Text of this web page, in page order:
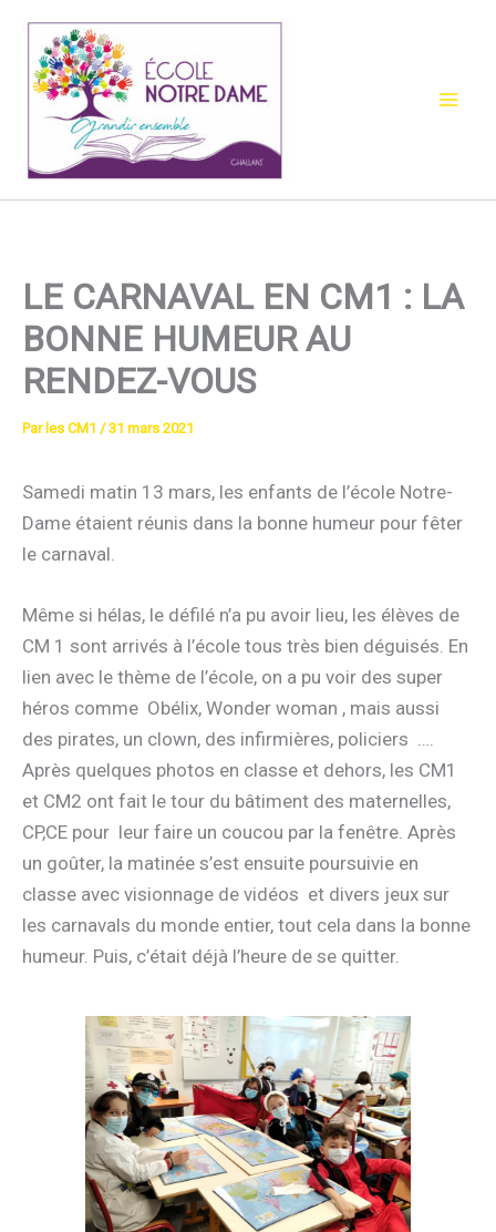
contenu
LE CARNAVAL EN CM1 : LA
BONNE HUMEUR AU
RENDEZ-VOUS
Par les CM1 /31 mars 2021
Samedi matin 13 mars, les enfants de l’école Notre-
Dame étaient réunis dans la bonne humeur pour fêter
le carnaval.
Même si hélas, le défilé n’a pu avoir lieu, les élèves de
CM 1 sont arrivés à l’école tous très bien déguisés. En
lien avec le thème de l’école, on a pu voir des super
héros comme Obélix, Wonder woman , mais aussi
des pirates, un clown, des infirmières, policiers ….
Après quelques photos en classe et dehors, les CM1
et CM2 ont fait le tour du bâtiment des maternelles,
CP,CE pour leur faire un coucou par la fenêtre. Après
un goûter, la matinée s’est ensuite poursuivie en
classe avec visionnage de vidéos et divers jeux sur
les carnavals du monde entier, tout cela dans la bonne
humeur. Puis, c’était déjà l’heure de se quitter.